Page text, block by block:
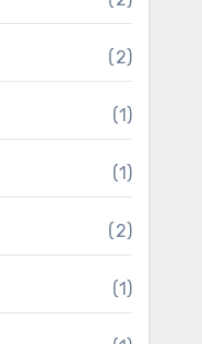
(2)
(1)
(1)
(2)
(1)